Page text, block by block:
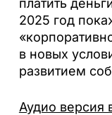
2025 год
в новых
развитием
Аудио версия